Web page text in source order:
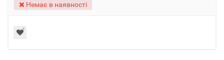
Немає в наявності